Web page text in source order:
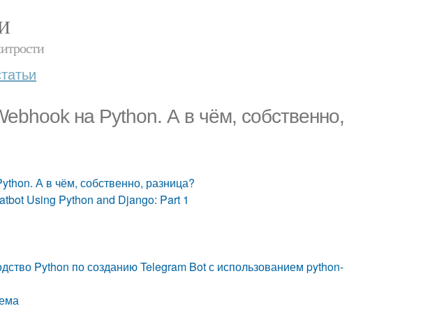
на Python. А в чём, собственно,
А в чём, собственно, разница?
Using Python and Django: Part 1
Python по созданию Telegram Bot с использованием python-